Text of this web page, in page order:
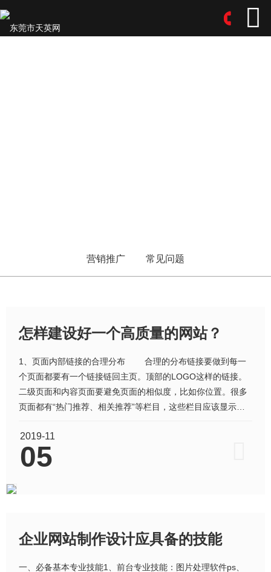
营销推广 常见问题
怎样建设好一个高质量的网站？
1、页面内部链接的合理分布 合理的分布链接要做到每一
个页面都要有一个链接链回主页。顶部的LOGO这样的链接。
二级页面和内容页面要避免页面的相似度，比如你位置。很多
页面都有“热门推荐、相关推荐”等栏目，这些栏目应该显示和
还应该配上相关的关键词，如“广州网站建设、广州网站制
作”等等。 2、页面标题、关键词和描述
2019-11
05
企业网站制作设计应具备的技能
一、必备基本专业技能1、前台专业技能：图片处理软件ps、